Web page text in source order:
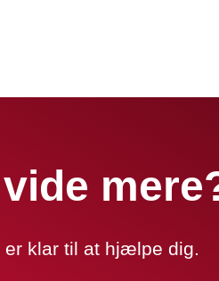
klar til at hjælpe dig.